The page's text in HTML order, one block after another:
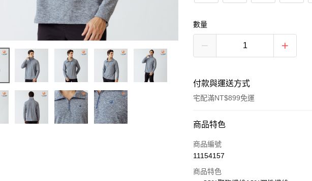
數量
付款與運送方式
宅配滿NT$899免運
付款方式
信用卡一次付款
商品特色
商品編號
11154157
商品特色